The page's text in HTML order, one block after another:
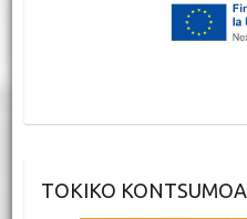
TOKIKO KONTSUMOA